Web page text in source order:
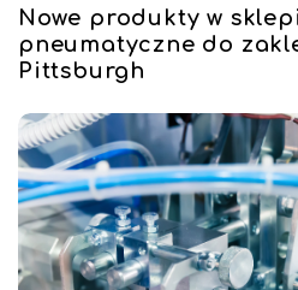
Nowe produkty w
pneumatyczne do
Pittsburgh